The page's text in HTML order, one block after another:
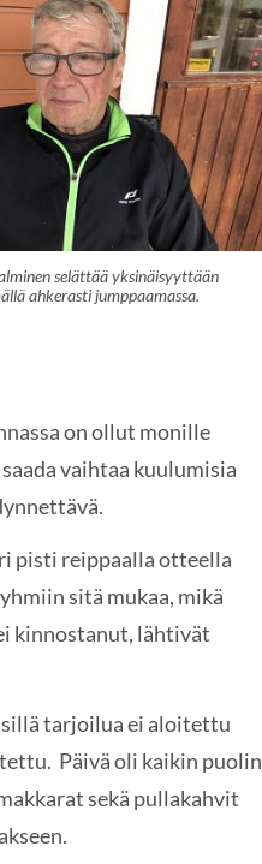
selättää yksinäisyyttään
ahkerasti jumppaamassa.
on ollut monille
vaihtaa kuulumisia
pisti reippaalla otteella
sitä mukaa, mikä
kinnostanut, lähtivät
tarjoilua ei aloitettu
Päivä oli kaikin puolin
sekä pullakahvit